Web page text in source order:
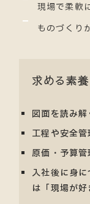
現場で柔軟
ものづくり
求める素養
図面を読み解
工程や安全
原価・予算
入社後に身
は「現場が